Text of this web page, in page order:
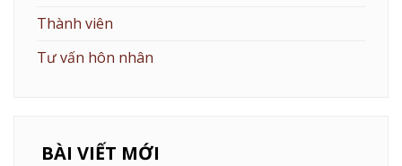
Thành viên
Tư vấn hôn nhân
BÀI VIẾT MỚI